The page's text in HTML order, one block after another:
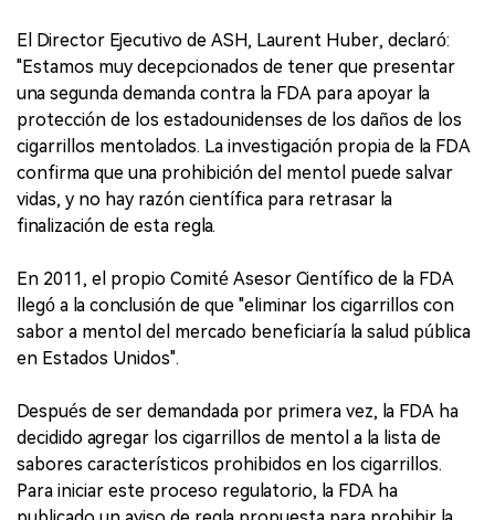
El Director Ejecutivo de ASH, Laurent Huber, declaró:
"Estamos muy decepcionados de tener que presentar
una segunda demanda contra la FDA para apoyar la
protección de los estadounidenses de los daños de los
cigarrillos mentolados. La investigación propia de la FDA
confirma que una prohibición del mentol puede salvar
vidas, y no hay razón científica para retrasar la
finalización de esta regla.
En 2011, el propio Comité Asesor Científico de la FDA
llegó a la conclusión de que "eliminar los cigarrillos con
sabor a mentol del mercado beneficiaría la salud pública
en Estados Unidos".
Después de ser demandada por primera vez, la FDA ha
decidido agregar los cigarrillos de mentol a la lista de
sabores característicos prohibidos en los cigarrillos.
Para iniciar este proceso regulatorio, la FDA ha